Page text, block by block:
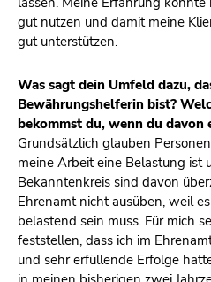
gut nutzen und damit meine
gut unterstützen.
Was sagt dein Umfeld dazu,
Bewährungshelferin bist?
bekommst du, wenn du davon
Grundsätzlich glauben
meine Arbeit eine Belastung ist
Bekanntenkreis sind davon
Ehrenamt nicht ausüben, weil
belastend sein muss. Für mich
feststellen, dass ich im
und sehr erfüllende Erfolge